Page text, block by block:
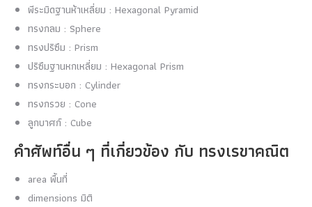
พีระมิดฐานห้าเหลี่ยม : Hexagonal Pyramid
ทรงกลม : Sphere
ทรงปริซึม : Prism
ปริซึมฐานหกเหลี่ยม : Hexagonal Prism
ทรงกระบอก : Cylinder
ทรงกรวย : Cone
ลูกบาศก์ : Cube
คำศัพท์อื่น ๆ ที่เกี่ยวข้อง กับ ทรงเรขาคณิต
area พื้นที่
dimensions มิติ